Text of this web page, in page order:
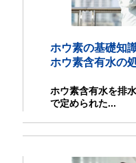
ホウ素の基礎知
ホウ素含有水の
ホウ素含有水を排
で定められた...